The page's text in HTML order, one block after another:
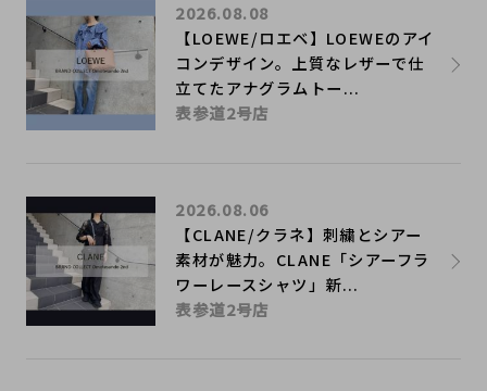
【LOEWE/ロエベ】LOEWEのアイ
コンデザイン。上質なレザーで仕
立てたアナグラムトー...
2026.08.08
表参道2号店
【CLANE/クラネ】刺繍とシアー
素材が魅力。CLANE「シアーフラ
ワーレースシャツ」新...
2026.08.06
表参道2号店